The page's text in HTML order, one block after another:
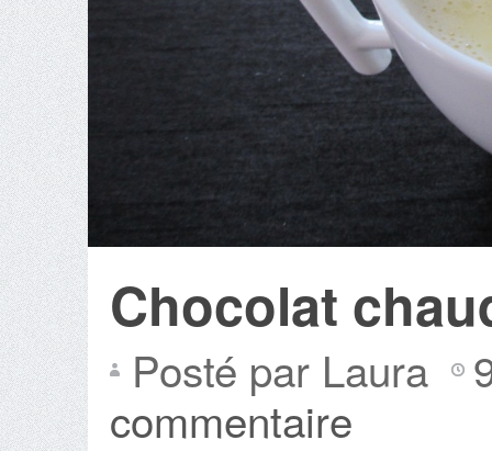
Chocolat
Posté par Laura
commentaire